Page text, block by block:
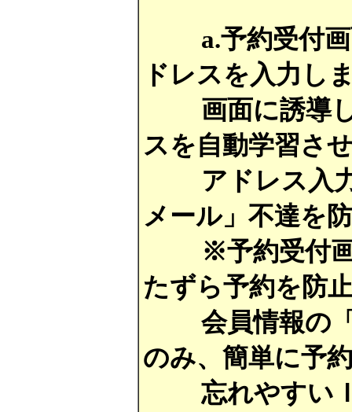
a.予約受付画
ドレスを入力し
画面に誘導し
スを自動学習さ
アドレス入力
メール」不達を
※予約受付画
たずら予約を防
会員情報の「
のみ、簡単に予
忘れやすいＩ